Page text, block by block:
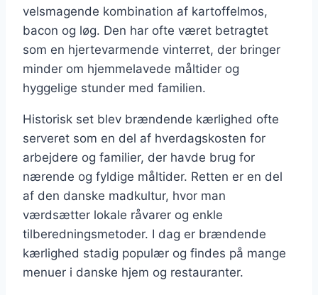
velsmagende kombination af kartoffelmos,
bacon og løg. Den har ofte været betragtet
som en hjertevarmende vinterret, der bringer
minder om hjemmelavede måltider og
hyggelige stunder med familien.
Historisk set blev brændende kærlighed ofte
serveret som en del af hverdagskosten for
arbejdere og familier, der havde brug for
nærende og fyldige måltider. Retten er en del
af den danske madkultur, hvor man
værdsætter lokale råvarer og enkle
tilberedningsmetoder. I dag er brændende
kærlighed stadig populær og findes på mange
menuer i danske hjem og restauranter.